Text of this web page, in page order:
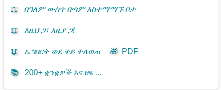
📖 በዓለም ውስጥ በጣም አስተማማኙ ቦታ
📖 እዚህ ጋ፣ እዚያ ጋ!
📖 ኤግበርት ወደ ቀይ ተለወጠ 🎁 PDF
📚 200+ ቋንቋዎች እና ዘዬ ...